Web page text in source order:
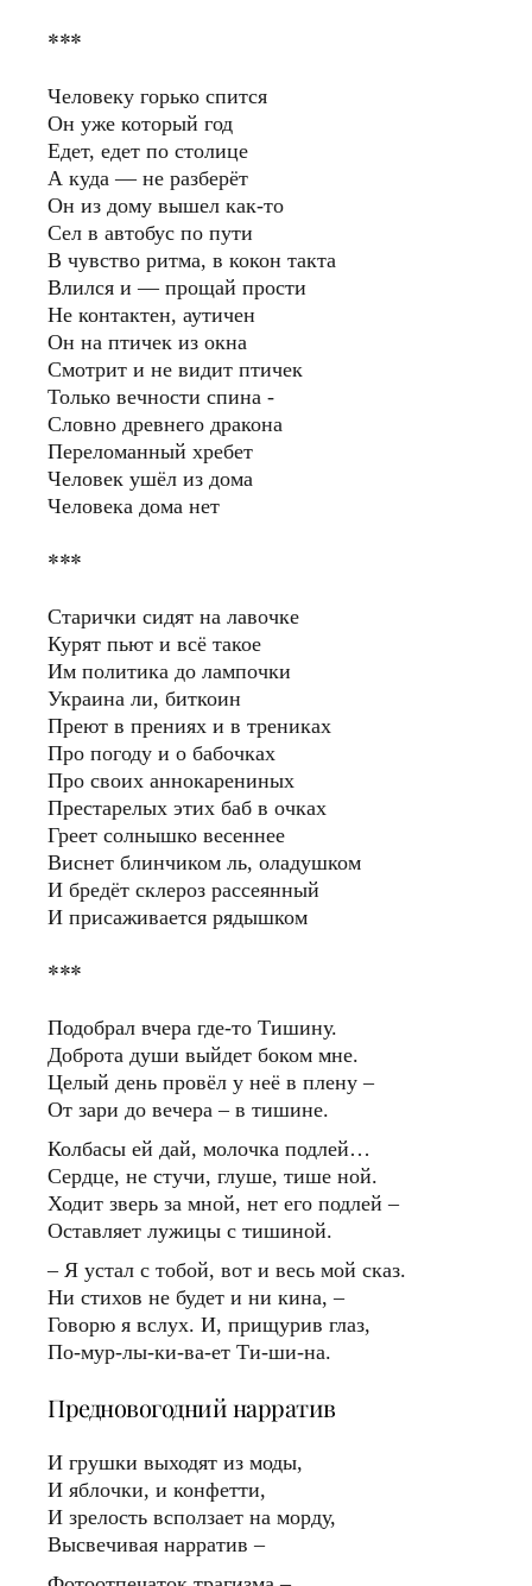
***
Человеку горько спится
Он уже который год
Едет, едет по столице
А куда — не разберёт
Он из дому вышел как-то
Сел в автобус по пути
В чувство ритма, в кокон такта
Влился и — прощай прости
Не контактен, аутичен
Он на птичек из окна
Смотрит и не видит птичек
Только вечности спина -
Словно древнего дракона
Переломанный хребет
Человек ушёл из дома
Человека дома нет
***
Старички сидят на лавочке
Курят пьют и всё такое
Им политика до лампочки
Украина ли, биткоин
Преют в прениях и в трениках
Про погоду и о бабочках
Про своих аннокарениных
Престарелых этих баб в очках
Греет солнышко весеннее
Виснет блинчиком ль, оладушком
И бредёт склероз рассеянный
И присаживается рядышком
***
Подобрал вчера где-то Тишину.
Доброта души выйдет боком мне.
Целый день провёл у неё в плену –
От зари до вечера – в тишине.
Колбасы ей дай, молочка подлей…
Сердце, не стучи, глуше, тише ной.
Ходит зверь за мной, нет его подлей –
Оставляет лужицы с тишиной.
– Я устал с тобой, вот и весь мой сказ.
Ни стихов не будет и ни кина, –
Говорю я вслух. И, прищурив глаз,
По-мур-лы-ки-ва-ет Ти-ши-на.
Предновогодний нарратив
И грушки выходят из моды,
И яблочки, и конфетти,
И зрелость всползает на морду,
Высвечивая нарратив –